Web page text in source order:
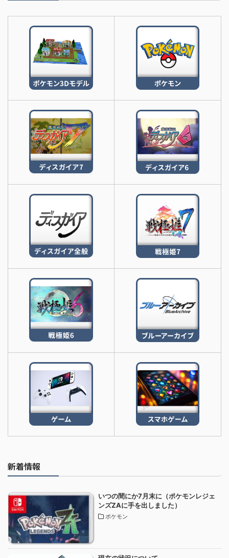
新着情報
いつの間にか7月末に（ポケモンレジェ
ンズZAに手を出しました）
ポケモン